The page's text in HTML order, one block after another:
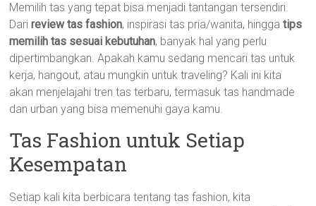
Memilih tas yang tepat bisa menjadi tantangan tersendiri.
Darireview tas fashion, inspirasi tas pria/wanita, hinggatips
memilih tas sesuai kebutuhan, banyak hal yang perlu
dipertimbangkan. Apakah kamu sedang mencari tas untuk
kerja, hangout, atau mungkin untuk traveling? Kali ini kita
akan menjelajahi tren tas terbaru, termasuk tas handmade
dan urban yang bisa memenuhi gaya kamu.
Tas Fashion untuk Setiap
Kesempatan
Setiap kali kita berbicara tentang tas fashion, kita